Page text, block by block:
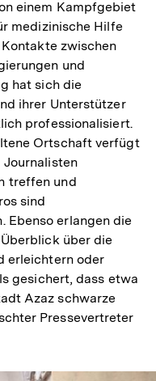
einem Kampfgebiet
medizinische Hilfe
zwischen
und
hat sich die
ihrer Unterstützer
professionalisiert.
Ortschaft verfügt
Journalisten
treffen und
sind
Ebenso erlangen die
über die
erleichtern oder
gesichert, dass etwa
Azaz schwarze
Pressevertreter